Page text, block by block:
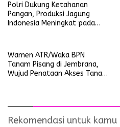
Polri Dukung Ketahanan
Pangan, Produksi Jagung
Indonesia Meningkat pada
Wamen ATR/Waka BPN
Tanam Pisang di Jembrana,
Wujud Penataan Akses Tanah
Rekomendasi untuk kamu